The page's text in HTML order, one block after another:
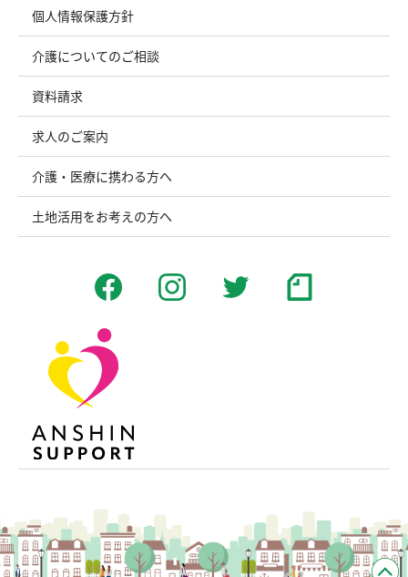
個人情報保護方針
介護についてのご相談
資料請求
求人のご案内
介護・医療に携わる方へ
土地活用をお考えの方へ